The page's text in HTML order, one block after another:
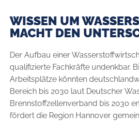
WISSEN UM
MACHT DEN
Der Aufbau einer
qualifizierte Fachkräfte undenkbar.
Arbeitsplätze könnten
Bereich bis 2030 laut Deutscher
Brennstoffzellenverband bis 2030
fördert die Region Hannover